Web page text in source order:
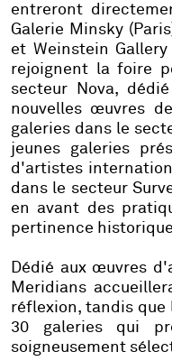
entreront
Galerie Minsky
et Weinstein
rejoignent la foire
secteur Nova,
nouvelles œuvres
galeries dans le
jeunes galeries
d'artistes
dans le secteur
en avant des
pertinence
Dédié aux œuvres
Meridians
réflexion, tandis
30 galeries qui
soigneusement